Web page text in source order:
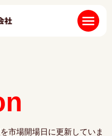
市場開場日に更新していま